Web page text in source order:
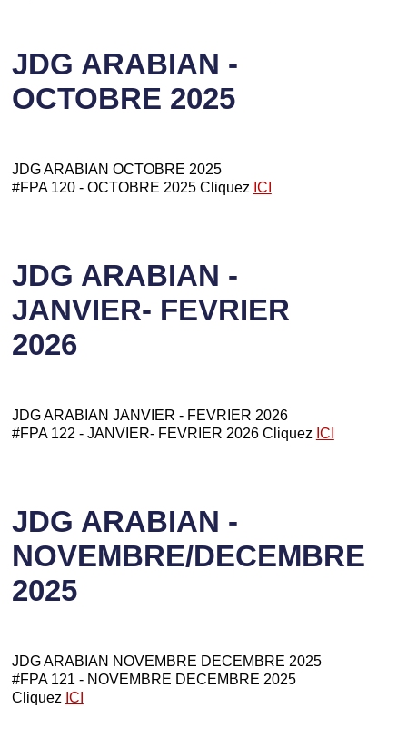
JDG ARABIAN -
OCTOBRE 2025
JDG ARABIAN OCTOBRE 2025
#FPA 120 - OCTOBRE 2025 Cliquez ICI
JDG ARABIAN -
JANVIER- FEVRIER
2026
JDG ARABIAN JANVIER - FEVRIER 2026
#FPA 122 - JANVIER- FEVRIER 2026 Cliquez ICI
JDG ARABIAN -
NOVEMBRE/DECEMBRE
2025
JDG ARABIAN NOVEMBRE DECEMBRE 2025
#FPA 121 - NOVEMBRE DECEMBRE 2025
Cliquez ICI